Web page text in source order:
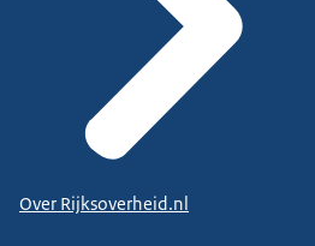
Over Rijksoverheid.nl